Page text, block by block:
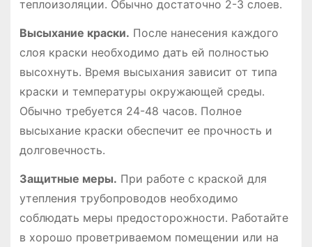
теплоизоляции. Обычно достаточно 2-3 слоев.
Высыхание краски. После нанесения каждого
слоя краски необходимо дать ей полностью
высохнуть. Время высыхания зависит от типа
краски и температуры окружающей среды.
Обычно требуется 24-48 часов. Полное
высыхание краски обеспечит ее прочность и
долговечность.
Защитные меры. При работе с краской для
утепления трубопроводов необходимо
соблюдать меры предосторожности. Работайте
в хорошо проветриваемом помещении или на